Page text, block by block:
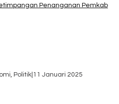
Penanganan Pemkab
Politik 11 Januari 2025